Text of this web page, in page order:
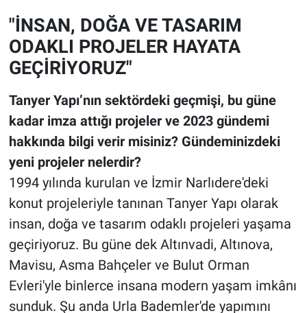
"İNSAN, DOĞA VE TASARIM
ODAKLI PROJELER HAYATA
GEÇİRİYORUZ"
Tanyer Yapı’nın sektördeki geçmişi, bu güne
kadar imza attığı projeler ve 2023 gündemi
hakkında bilgi verir misiniz? Gündeminizdeki
yeni projeler nelerdir?
1994 yılında kurulan ve İzmir Narlıdere'deki
konut projeleriyle tanınan Tanyer Yapı olarak
insan, doğa ve tasarım odaklı projeleri yaşama
geçiriyoruz. Bu güne dek Altınvadi, Altınova,
Mavisu, Asma Bahçeler ve Bulut Orman
Evleri'yle binlerce insana modern yaşam imkânı
sunduk. Şu anda Urla Bademler'de yapımını